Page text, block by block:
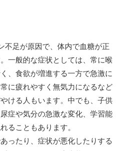
不足が原因で、体内で血糖が正
一般的な症状としては、常に喉
、食欲が増進する一方で急激に
に疲れやすく無気力になるなど
ける人もいます。中でも、子供
症や気分の急激な変化、学習能
ることもあります。
ったり、症状が悪化したりする